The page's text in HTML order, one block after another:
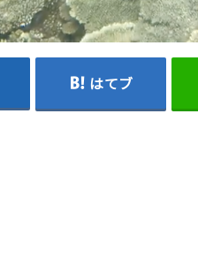
はてブ